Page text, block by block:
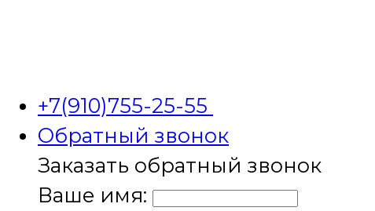
+7(910)755-25-55
Обратный звонок
Заказать обратный звонок
Ваше имя: